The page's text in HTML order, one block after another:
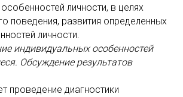
личности, в целях
поведения, развития определенных
личности.
индивидуальных особенностей
Обсуждение результатов
проведение диагностики